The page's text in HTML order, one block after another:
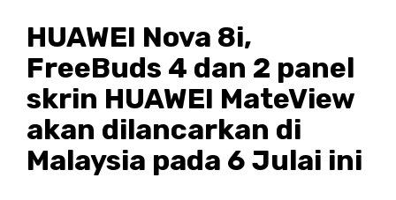
HUAWEI Nova 8i,
FreeBuds 4 dan 2 panel
skrin HUAWEI MateView
akan dilancarkan di
Malaysia pada 6 Julai ini